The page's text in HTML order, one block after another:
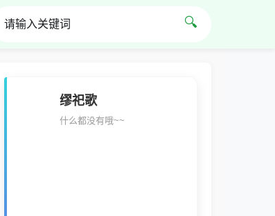
🔍
缪祀歌
什么都没有哦~~